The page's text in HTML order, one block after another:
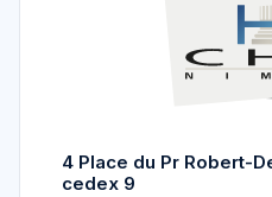
4 Place du Pr Robert-
cedex 9